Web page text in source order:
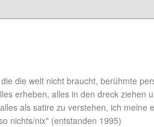
die welt nicht braucht, berühmte
erheben, alles in den dreck ziehen
als satire zu verstehen, ich meine
nichts/nix" (entstanden 1995)